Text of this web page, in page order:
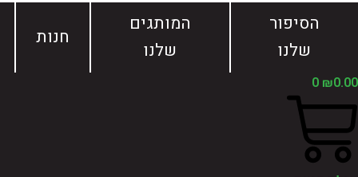
הסיפור
שלנו
המותגים
שלנו
חנות
₪0.00
0